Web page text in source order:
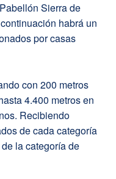
Sierra de
habrá un
por casas
con 200 metros
4.400 metros en
Recibiendo
de cada categoría
la categoría de